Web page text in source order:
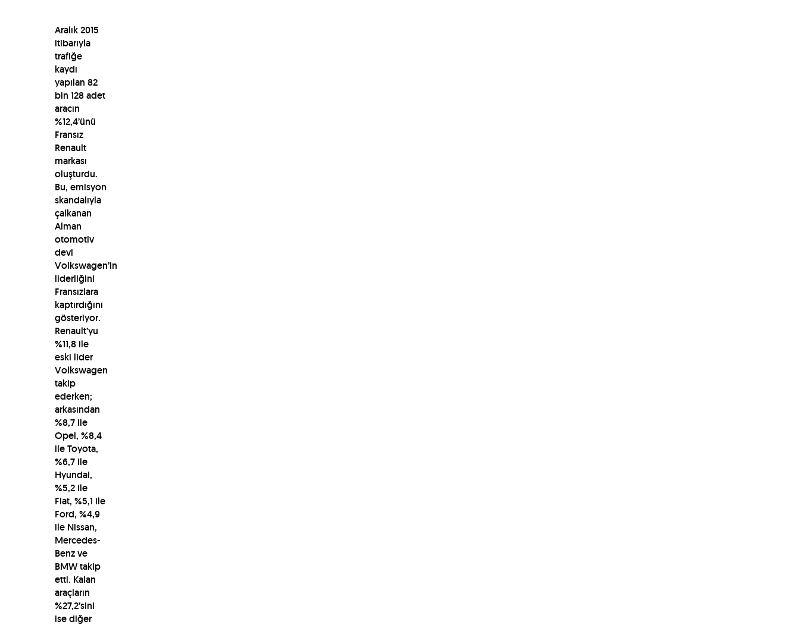
Aralık 2015
itibarıyla
trafiğe
kaydı
yapılan 82
bin 128 adet
aracın
%12,4’ünü
Fransız
Renault
markası
oluşturdu.
Bu, emisyon
skandalıyla
çalkanan
Alman
otomotiv
devi
Volkswagen’in
liderliğini
Fransızlara
kaptırdığını
gösteriyor.
Renault’yu
%11,8 ile
eski lider
Volkswagen
takip
ederken;
arkasından
%8,7 ile
Opel, %8,4
ile Toyota,
%6,7 ile
Hyundai,
%5,2 ile
Fiat, %5,1 ile
Ford, %4,9
ile Nissan,
Mercedes-
Benz ve
BMW takip
etti. Kalan
araçların
%27,2’sini
ise diğer